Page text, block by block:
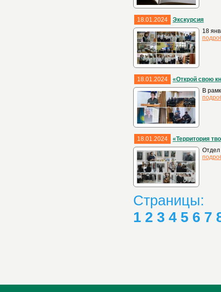
18.01.2024
Экскурсия
18
18.01.2024
«Открой свою
В
18.01.2024
«Территория
Отдел
Страницы:
1 2 3 4 5 6 7